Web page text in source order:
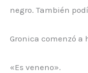
negro. También
Gronica comenzó a
«Es veneno».